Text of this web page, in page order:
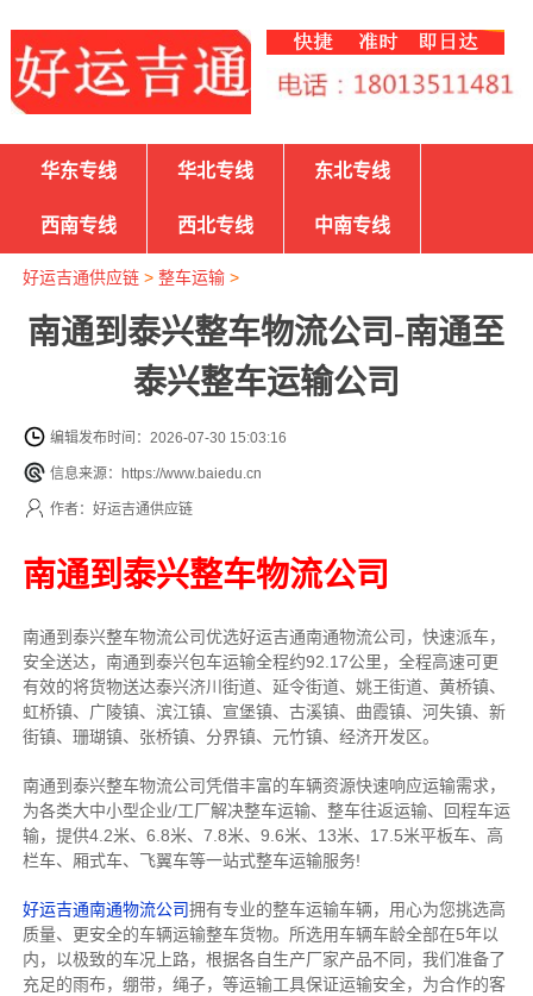
华东专线 华北专线 东北专线
西南专线 西北专线 中南专线
好运吉通供应链> 整车运输>
南通到泰兴整车物流公司-南通至
泰兴整车运输公司
编辑发布时间：2026-07-30 15:03:16
信息来源：https://www.baiedu.cn
作者：好运吉通供应链
南通到泰兴整车物流公司
南通到泰兴整车物流公司优选好运吉通南通物流公司，快速派车，
安全送达，南通到泰兴包车运输全程约92.17公里，全程高速可更
有效的将货物送达泰兴济川街道、延令街道、姚王街道、黄桥镇、
虹桥镇、广陵镇、滨江镇、宣堡镇、古溪镇、曲霞镇、河失镇、新
街镇、珊瑚镇、张桥镇、分界镇、元竹镇、经济开发区。
南通到泰兴整车物流公司凭借丰富的车辆资源快速响应运输需求，
为各类大中小型企业/工厂解决整车运输、整车往返运输、回程车运
输， 提供4.2米、6.8米、7.8米、9.6米、13米、17.5米平板车、高
栏车、厢式车、飞翼车等一站式整车运输服务!
好运吉通南通物流公司拥有专业的整车运输车辆，用心为您挑选高
质量、更安全的车辆运输整车货物。所选用车辆车龄全部在5年以
内，以极致的车况上路，根据各自生产厂家产品不同，我们准备了
充足的雨布，绷带，绳子，等运输工具保证运输安全，为合作的客